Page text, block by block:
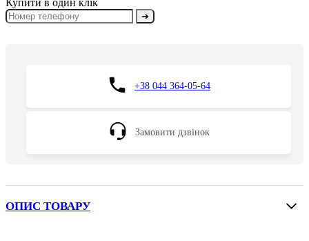
➔
+38 044 364-05-64
Замовити дзвінок
ОПИС ТОВАРУ